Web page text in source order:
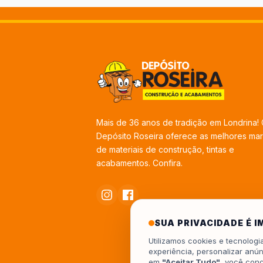
Mais de 36 anos de tradição em Londrina!
Depósito Roseira oferece as melhores
de materiais de construção, tintas e
acabamentos. Confira.
SUA PRIVACIDADE É
Utilizamos cookies e
experiência, personalizar